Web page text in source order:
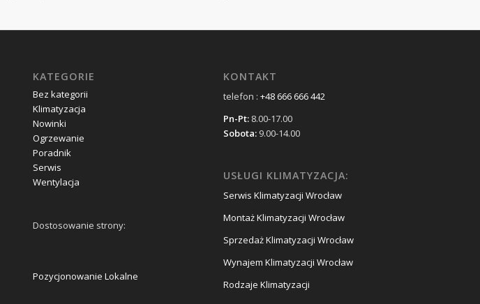
KATEGORIE
Bez kategorii
Klimatyzacja
Nowinki
Ogrzewanie
Poradnik
Serwis
Wentylacja
Dostosowanie strony:
Pozycjonowanie Lokalne
KONTAKT
telefon : +48 666 666 442
Pn-Pt: 8.00-17.00
Sobota: 9.00-14.00
USŁUGI KLIMATYZACJA:
Serwis Klimatyzacji Wrocław
Montaż Klimatyzacji Wrocław
Sprzedaż Klimatyzacji Wrocław
Wynajem Klimatyzacji Wrocław
Rodzaje Klimatyzacji